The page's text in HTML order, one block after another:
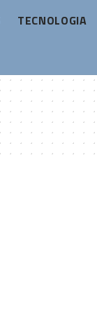
TECNOLOGIA